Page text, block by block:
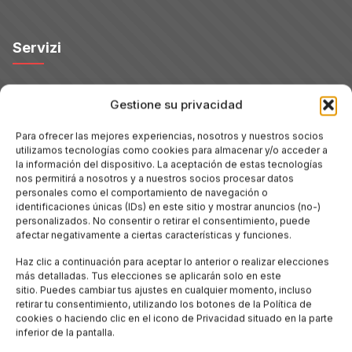
Gestione su privacidad
Para ofrecer las mejores experiencias, nosotros y nuestros socios
utilizamos tecnologías como cookies para almacenar y/o acceder a
la información del dispositivo. La aceptación de estas tecnologías
nos permitirá a nosotros y a nuestros socios procesar datos
personales como el comportamiento de navegación o
identificaciones únicas (IDs) en este sitio y mostrar anuncios (no-)
personalizados. No consentir o retirar el consentimiento, puede
afectar negativamente a ciertas características y funciones.
Haz clic a continuación para aceptar lo anterior o realizar elecciones
más detalladas. Tus elecciones se aplicarán solo en este
sitio. Puedes cambiar tus ajustes en cualquier momento, incluso
retirar tu consentimiento, utilizando los botones de la Política de
cookies o haciendo clic en el icono de Privacidad situado en la parte
inferior de la pantalla.
Servizi
Voli
Noleggio Auto
Tour
Blog
Promo